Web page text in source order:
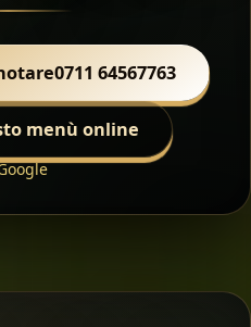
0711 64567763
menù online